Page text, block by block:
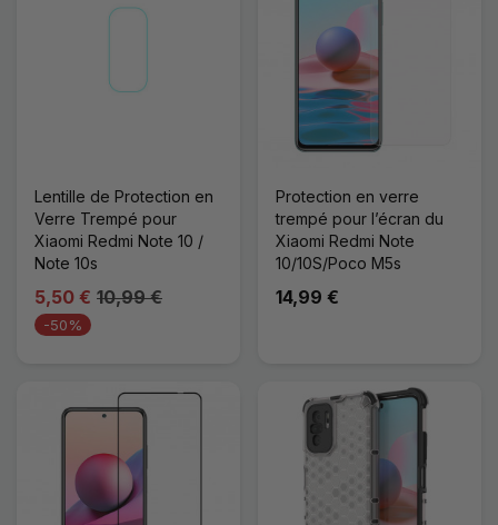
Lentille de Protection en
Verre Trempé pour
Xiaomi Redmi Note 10 /
Note 10s
5,50 € 10,99 €
-50%
Protection en verre
trempé pour l’écran du
Xiaomi Redmi Note
10/10S/Poco M5s
14,99 €